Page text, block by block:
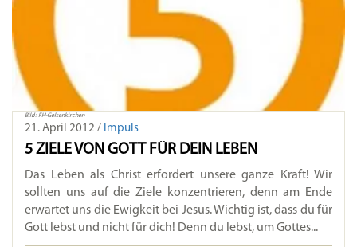
Bild: FH-Gelsenkirchen
21. April 2012 / Impuls
5 ZIELE VON GOTT FÜR DEIN LEBEN
Das Leben als Christ erfordert unsere ganze Kraft! Wir
sollten uns auf die Ziele konzentrieren, denn am Ende
erwartet uns die Ewigkeit bei Jesus. Wichtig ist, dass du für
Gott lebst und nicht für dich! Denn du lebst, um Gottes...